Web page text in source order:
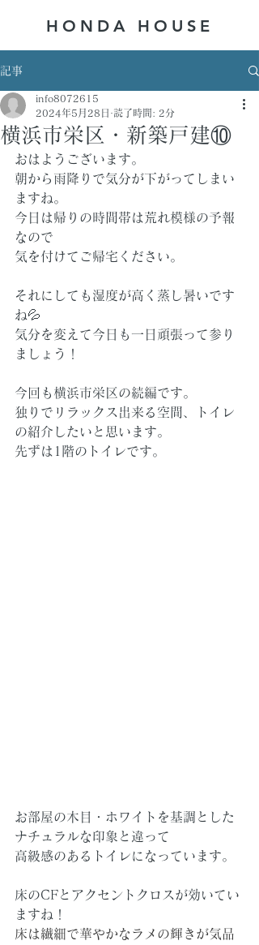
HONDA ​HOUSE
記事
横浜市栄区・新築戸建⑩
info8072615
2024年5月28日
読了時間: 2分
おはようございます。
朝から雨降りで気分が下がってしまい
ますね。
今日は帰りの時間帯は荒れ模様の予報
なので
気を付けてご帰宅ください。
それにしても湿度が高く蒸し暑いです
ね💦
気分を変えて今日も一日頑張って参り
ましょう！
今回も横浜市栄区の続編です。
独りでリラックス出来る空間、トイレ
の紹介したいと思います。
先ずは1階のトイレです。
お部屋の木目・ホワイトを基調とした
ナチュラルな印象と違って
高級感のあるトイレになっています。
床のCFとアクセントクロスが効いてい
ますね！
床は繊細で華やかなラメの輝きが気品